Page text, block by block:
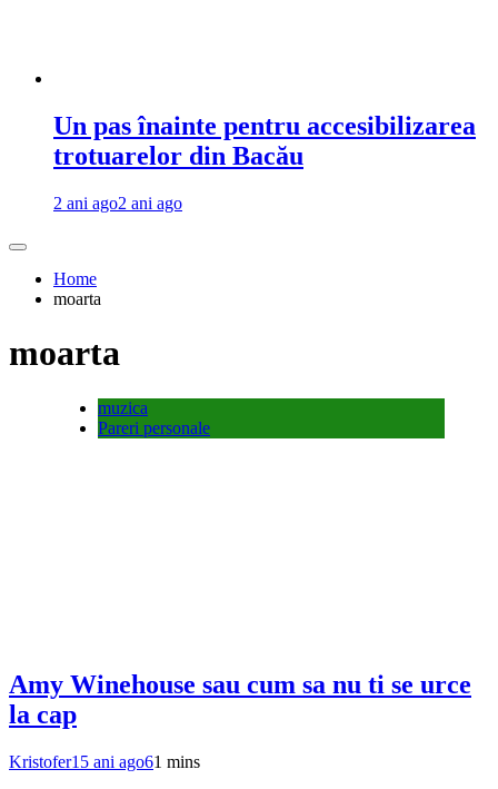
Un pas înainte pentru accesibilizarea
trotuarelor din Bacău
2 ani ago2 ani ago
Home
moarta
moarta
muzica
Pareri personale
Amy Winehouse sau cum sa nu ti se urce
la cap
Kristofer15 ani ago61 mins